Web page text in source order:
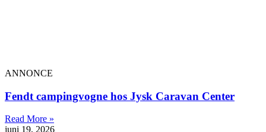
ANNONCE
Fendt campingvogne hos Jysk Caravan Center
Read More »
juni 19, 2026